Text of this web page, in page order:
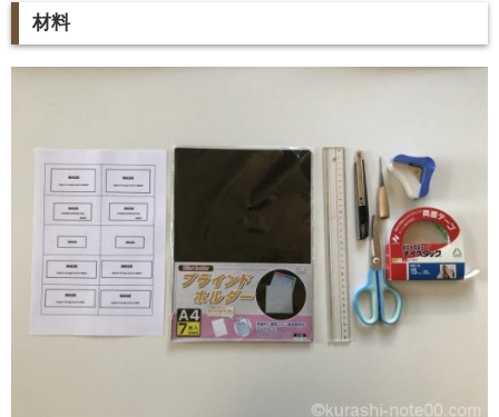
材料